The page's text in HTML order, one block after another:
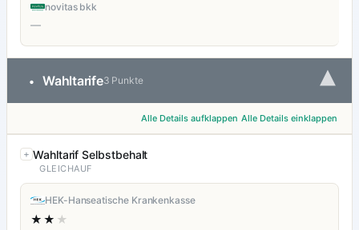
novitas bkk
—
• Wahltarife3 Punkte ▾
Alle Details aufklappen Alle Details einklappen
Wahltarif Selbstbehalt
GLEICHAUF
HEK-Hanseatische Krankenkasse
★★ ★